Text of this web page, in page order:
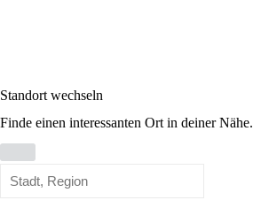
Standort wechseln
Finde einen interessanten Ort in deiner Nähe.
wechseln